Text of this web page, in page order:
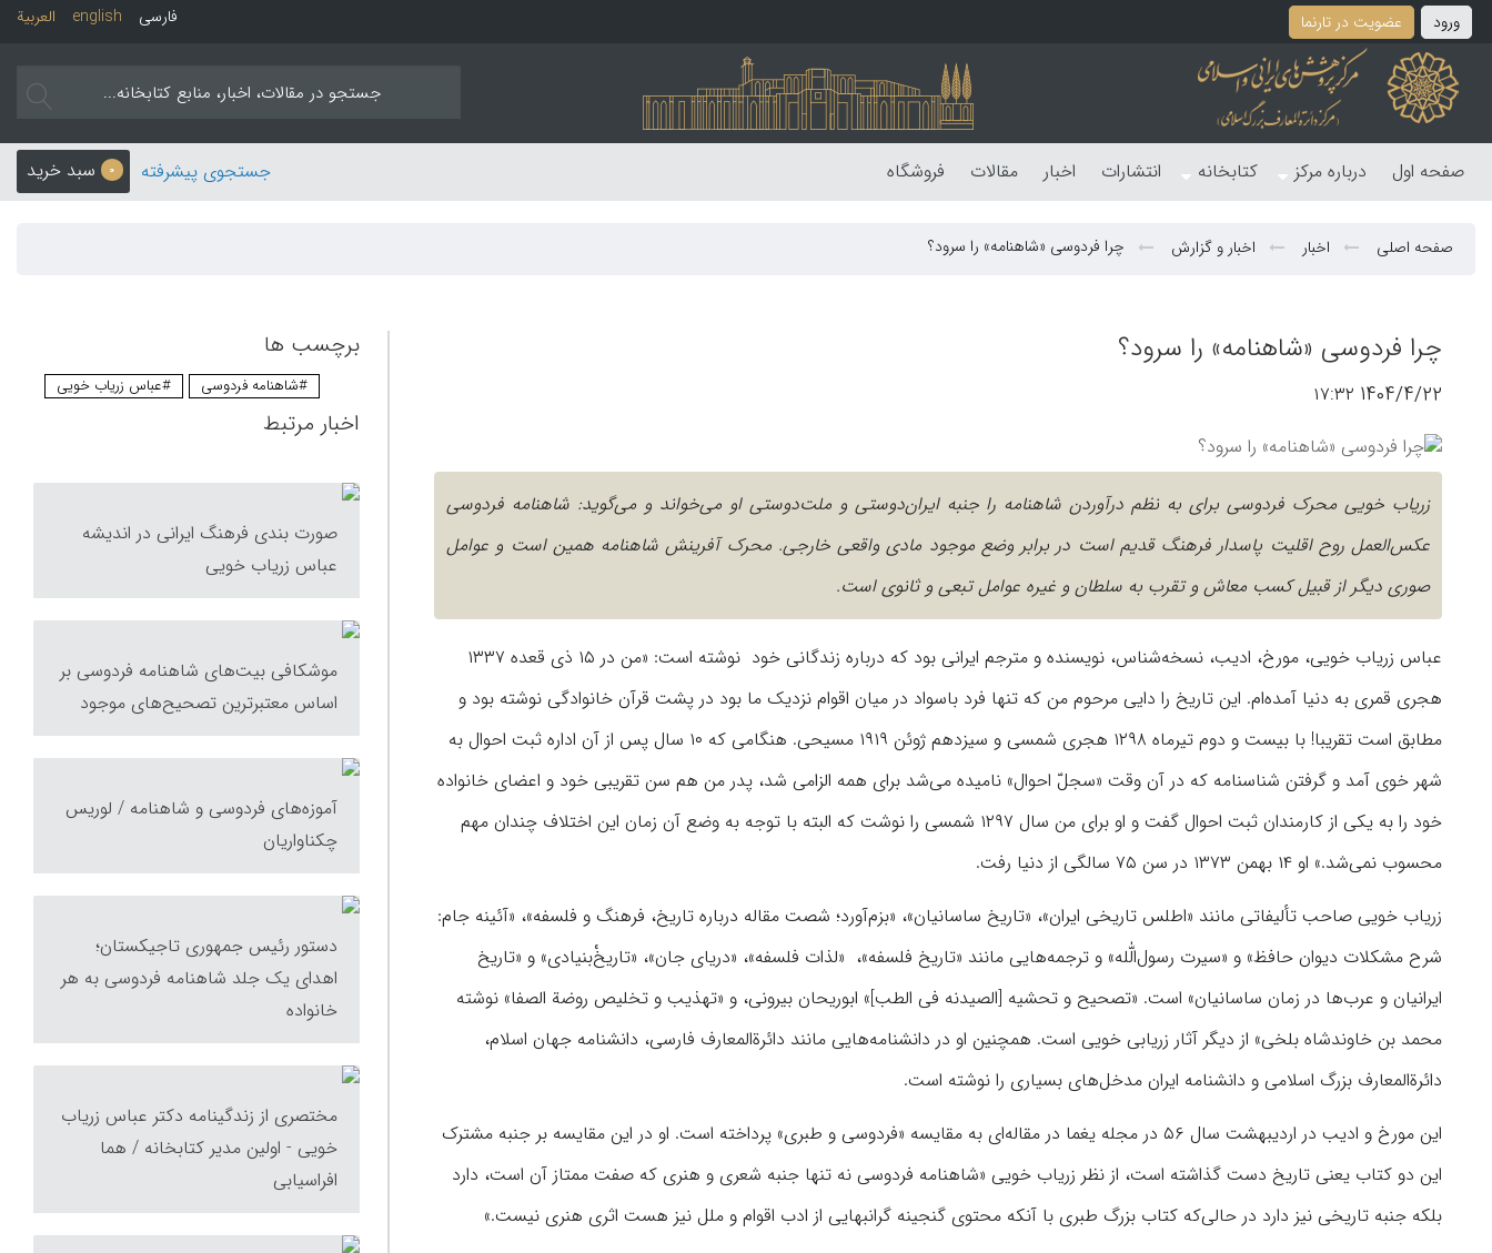
ورود عضویت در تارنما العربیة english فارسی
صفحه اول درباره مرکز کتابخانه انتشارات اخبار مقالات فروشگاه 0 سبد خرید جستجوی پیشرفته
صفحه اصلی اخبار اخبار و گزارش چرا فردوسی «شاهنامه» را سرود؟
چرا فردوسی «شاهنامه» را سرود؟
1404/4/22 ۱۷:۳۲
زریاب خویی محرک فردوسی برای به نظم درآوردن شاهنامه را جنبه ایران‌دوستی و ملت‌دوستی او می‌خواند و می‌گوید: شاهنامه فردوسی
عکس‌العمل روح اقلیت پاسدار فرهنگ قدیم است در برابر وضع موجود مادی واقعی خارجی. محرک آفرینش شاهنامه همین است و عوامل
صوری دیگر از قبیل کسب معاش و تقرب به سلطان و غیره عوامل تبعی و ثانوی است.
عباس زریاب خویی، مورخ، ادیب، نسخه‌شناس، نویسنده و مترجم ایرانی بود که درباره زندگانی خود نوشته‌ است: «من در ۱۵ ذی قعده ۱۳۳۷
هجری قمری به دنیا آمده‌ام. این تاریخ را دایی مرحوم من که تنها فرد باسواد در میان اقوام نزدیک ما بود در پشت قرآن خانوادگی نوشته بود و
مطابق است تقریبا! با بیست و دوم تیرماه ۱۲۹۸ هجری شمسی و سیزدهم ژوئن ۱۹۱۹ مسیحی. هنگامی که ۱۰ سال پس از آن اداره ثبت احوال به
شهر خوی آمد و گرفتن شناسنامه که در آن وقت «سجلّ احوال» نامیده می‌شد برای همه الزامی شد، پدر من هم سن تقریبی خود و اعضای خانواده
خود را به یکی از کارمندان ثبت احوال گفت و او برای من سال ۱۲۹۷ شمسی را نوشت که البته با توجه به وضع آن زمان این اختلاف چندان مهم
محسوب نمی‌شد.» او ۱۴ بهمن ۱۳۷۳ در سن ۷۵ سالگی از دنیا رفت.
زریاب خویی صاحب تألیفاتی مانند «اطلس تاریخی ایران»، «تاریخ ساسانیان»، «بزم‌آورد؛ شصت مقاله درباره تاریخ، فرهنگ و فلسفه»، «آئینه جام:
شرح مشکلات دیوان حافظ» و «سیرت رسول‌الّٰله» و ترجمه‌هایی مانند «تاریخ فلسفه»، «لذات فلسفه»، «دریای جان»، «تاریخْ‌بنیادی» و «تاریخ
ایرانیان و عرب‌ها در زمان ساسانیان» است. «تصحیح و تحشیه [الصیدنه فی الطب]» ابوریحان بیرونی، و «تهذیب و تخلیص روضة الصفا» نوشته
محمد بن خاوندشاه بلخی» از دیگر آثار زریابی خویی است. همچنین او در دانشنامه‌هایی مانند دائرةالمعارف فارسی، دانشنامه جهان اسلام،
دائرةالمعارف بزرگ اسلامی و دانشنامه ایران مدخل‌های بسیاری را نوشته‌ است.
این مورخ و ادیب در اردیبهشت سال ۵۶ در مجله یغما در مقاله‌ای به مقایسه «فردوسی و طبری» پرداخته است. او در این مقایسه بر جنبه مشترک
این دو کتاب یعنی تاریخ دست گذاشته است، از نظر زریاب خویی «شاهنامه فردوسی نه تنها جنبه شعری و هنری که صفت ممتاز آن است، دارد
بلکه جنبه تاریخی نیز دارد در حالی‌که کتاب بزرگ طبری با آنکه محتوی گنجینه گرانبهایی از ادب اقوام و ملل نیز هست اثری هنری نیست.»
برچسب ها
#شاهنامه فردوسی #عباس زریاب خویی
اخبار مرتبط
صورت بندی فرهنگ ایرانی در اندیشه
عباس زریاب خویی
موشکافی بیت‌های شاهنامه فردوسی بر
اساس معتبرترین تصحیح‌های موجود
آموزه‌های فردوسی و شاهنامه / لوریس
چكناواریان
دستور رئیس جمهوری تاجیکستان؛
اهدای یک جلد شاهنامه فردوسی به هر
خانواده
مختصری از زندگینامه دکتر عباس زریاب
خویی - اولین مدیر کتابخانه / هما
افراسیابی